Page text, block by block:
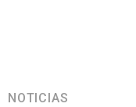
NOTICIAS